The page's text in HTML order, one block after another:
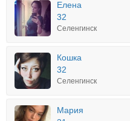
Елена
32
Селенгинск
Кошка
32
Селенгинск
Мария